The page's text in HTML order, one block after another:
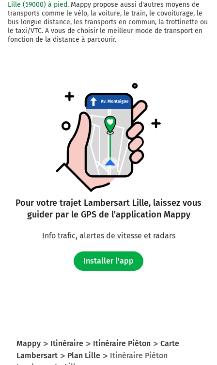
Lille (59000) à pied. Mappy propose aussi d'autres moyens de
transports comme le vélo, la voiture, le train, le covoiturage, le
bus longue distance, les transports en commun, la trottinette ou
le taxi/VTC. A vous de choisir le meilleur mode de transport en
fonction de la distance à parcourir.
Pour votre trajet Lambersart Lille, laissez vous
guider par le GPS de l'application Mappy
Info trafic, alertes de vitesse et radars
Installer l'app
Mappy Itinéraire Itinéraire Piéton
Carte
Lambersart
Plan Lille
Itinéraire Piéton